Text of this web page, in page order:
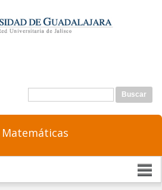
Formulario de búsqueda
Buscar